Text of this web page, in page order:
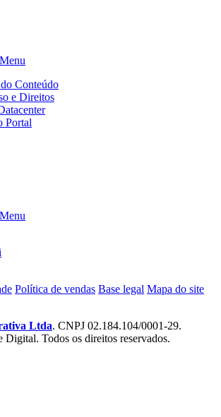
Conteúdo
e Direitos
Portal
Política de vendas Base legal Mapa do site
Ltda. CNPJ 02.184.104/0001-29.
Todos os direitos reservados.